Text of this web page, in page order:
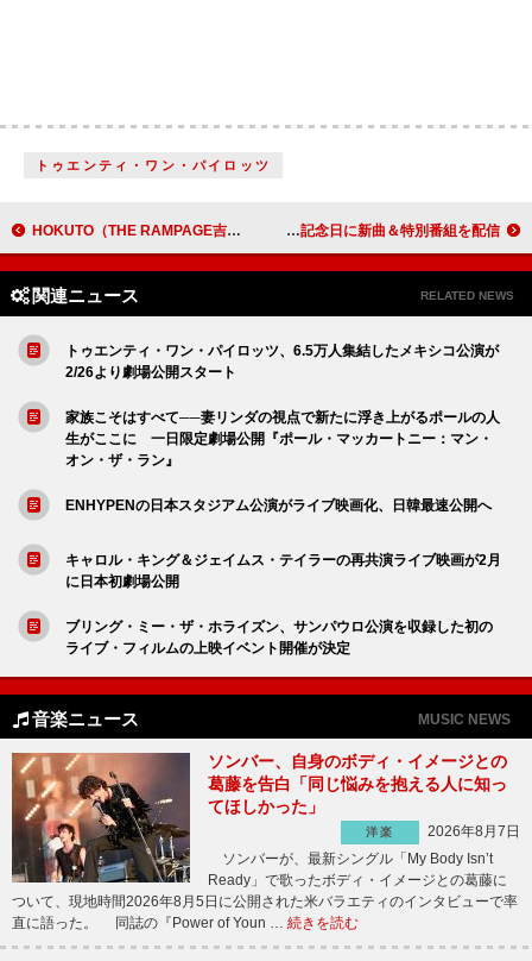
トゥエンティ・ワン・パイロッツ
HOKUTO（THE RAMPAGE吉野北人）、新曲「hate you? love you?」がTVアニメ『神の雫』OPテーマに決定 ORANGE RANGE、結成25周年記念日に新曲＆特別番組を配信
関連ニュース RELATED NEWS
トゥエンティ・ワン・パイロッツ、6.5万人集結したメキシコ公演が
2/26より劇場公開スタート
家族こそはすべて──妻リンダの視点で新たに浮き上がるポールの人
生がここに 一日限定劇場公開『ポール・マッカートニー：マン・
オン・ザ・ラン』
ENHYPENの日本スタジアム公演がライブ映画化、日韓最速公開へ
キャロル・キング＆ジェイムス・テイラーの再共演ライブ映画が2月
に日本初劇場公開
ブリング・ミー・ザ・ホライズン、サンパウロ公演を収録した初の
ライブ・フィルムの上映イベント開催が決定
音楽ニュース MUSIC NEWS
ソンバー、自身のボディ・イメージとの
葛藤を告白「同じ悩みを抱える人に知っ
てほしかった」
洋楽
2026年8月7日
ソンバーが、最新シングル「My Body Isn’t
Ready」で歌ったボディ・イメージとの葛藤に
ついて、現地時間2026年8月5日に公開された米バラエティのインタビューで率
直に語った。 同誌の『Power of Youn … 続きを読む